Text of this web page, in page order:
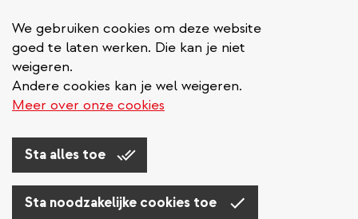
We gebruiken cookies om deze website
goed te laten werken. Die kan je niet
weigeren.
Andere cookies kan je wel weigeren.
Meer over onze cookies
Sta alles toe
Sta noodzakelijke cookies toe